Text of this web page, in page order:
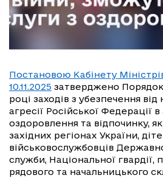
Постановою Кабінету
10.11.2025 затверджено Порядок
році заходів з убезпечення від
агресії Російської Федерації в
оздоровлення та відпочинку,
західних регіонах України,
військовослужбовців
служби, Національної гвардії,
рядового та начальницького